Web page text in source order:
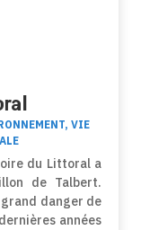
, VIE
du Littoral a
de Talbert.
danger de
années